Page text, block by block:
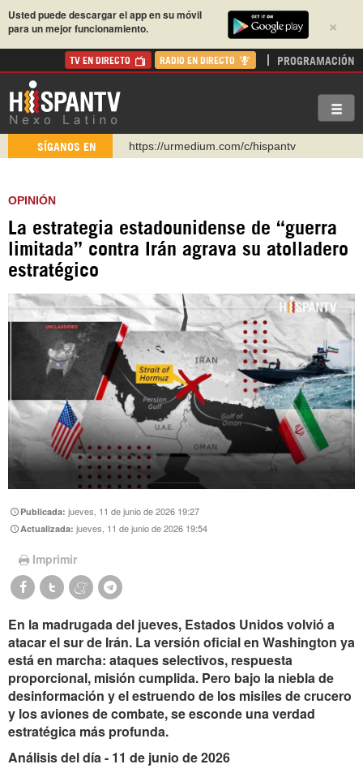
×
Usted puede descargar el app en su móvil
para un mejor funcionamiento.
TV EN DIRECTO RADIO EN DIRECTO PROGRAMACIÓN
SÍGANOS EN
https://urmedium.com/c/hispantv
https://www.facebook.com/Nexolatino.Canal
https://www.youtube.com/@nexo_latino
https://t.me/hispantvcanal
OPINIÓN
La estrategia estadounidense de “guerra
limitada” contra Irán agrava su atolladero
estratégico
Publicada:jueves, 11 de junio de 2026 19:27
Actualizada:jueves, 11 de junio de 2026 19:54
Imprimir
En la madrugada del jueves, Estados Unidos volvió a
atacar el sur de Irán. La versión oficial en Washington ya
está en marcha: ataques selectivos, respuesta
proporcional, misión cumplida. Pero bajo la niebla de
desinformación y el estruendo de los misiles de crucero
y los aviones de combate, se esconde una verdad
estratégica más profunda.
Análisis del día - 11 de junio de 2026